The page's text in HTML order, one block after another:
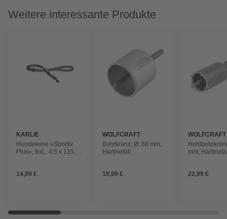
Weitere interessante Produkte
KARLIE
Hundeleine »Sportiv
Plus«, BxL: 4,5 x 115,5
14,99 €
WOLFCRAFT
Bohrkranz, Ø: 68 mm,
Hartmetall
19,99 €
WOLFCRAFT
mm,
22,99 €